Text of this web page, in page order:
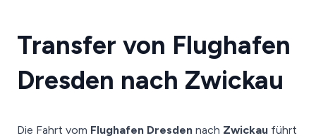
Transfer von Flughafen
Dresden nach Zwickau
Die Fahrt vom Flughafen Dresden nach Zwickau führt